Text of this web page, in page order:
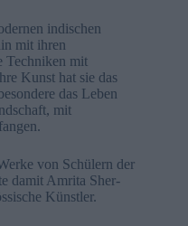
indischen
mit ihren
Techniken mit
Kunst hat sie das
das Leben
mit
von Schülern der
damit Amrita Sher-
Künstler.